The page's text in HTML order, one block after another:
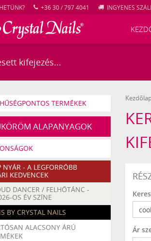
+36 30 / 797 4041 INGYENES
HŰSÉGPONTOS TERMÉKEK
ALAPANYAGOK
NYÁR - A LEGFORRÓBB
KEDVENCEK
DANCER / FELHŐTÁNC -
OS ÉV SZÍNE
BY CRYSTAL NAILS
ALACSONY ÁRÚ
Ár